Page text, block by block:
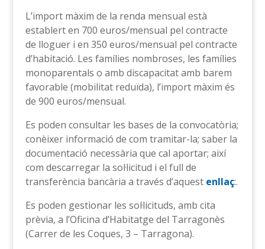
L’import màxim de la renda mensual està
establert en 700 euros/mensual pel contracte
de lloguer i en 350 euros/mensual pel contracte
d’habitació. Les famílies nombroses, les famílies
monoparentals o amb discapacitat amb barem
favorable (mobilitat reduïda), l’import màxim és
de 900 euros/mensual.
Es poden consultar les bases de la convocatòria;
conèixer informació de com tramitar-la; saber la
documentació necessària que cal aportar; així
com descarregar la sol·licitud i el full de
transferència bancària a través d’aquest enllaç:.
Es poden gestionar les sol·licituds, amb cita
prèvia, a l’Oficina d’Habitatge del Tarragonès
(Carrer de les Coques, 3 – Tarragona).